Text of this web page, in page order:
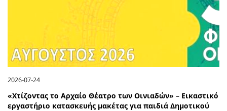
2026-07-24
«Χτίζοντας το Αρχαίο Θέατρο των Οινιαδών» – Εικαστικό
εργαστήριο κατασκευής μακέτας για παιδιά Δημοτικού